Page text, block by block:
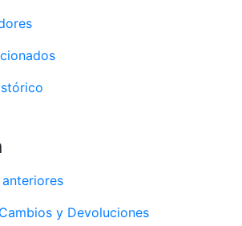
y Devoluciones